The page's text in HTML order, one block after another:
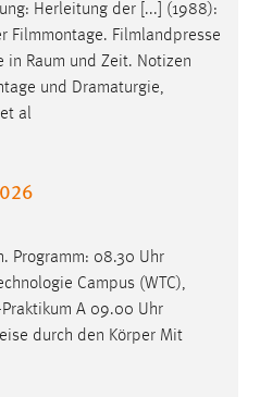
Herleitung der [...] (1988):
Filmmontage. Filmlandpresse
in Raum und Zeit. Notizen
und Dramaturgie,
al
Programm: 08.30 Uhr
Campus (WTC),
A 09.00 Uhr
durch den Körper Mit